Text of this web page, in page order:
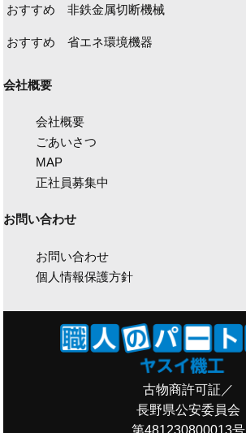
おすすめ 非鉄金属切断機械
おすすめ 省エネ環境機器
会社概要
会社概要
ごあいさつ
MAP
正社員募集中
お問い合わせ
お問い合わせ
個人情報保護方針
古物商許可証／
長野県公安委員会